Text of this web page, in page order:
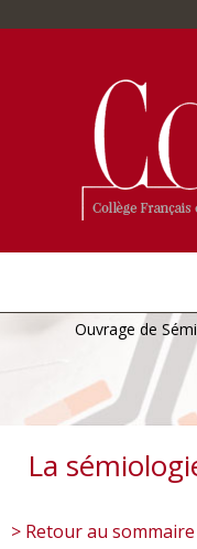
Ouvrage de
La
> Retour au sommaire